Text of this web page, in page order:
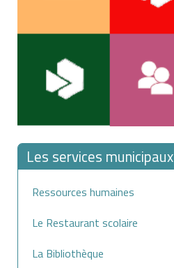
Les services municipaux
Ressources humaines
Le Restaurant scolaire
La Bibliothèque